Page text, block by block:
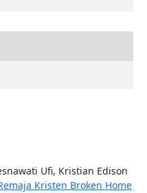
Ufi, Kristian Edison
Kristen Broken Home